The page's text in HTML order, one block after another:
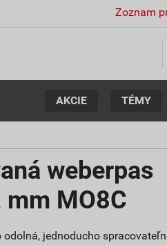
Zoznam
AKCIE TÉMY
weberpas
MO8C
jednoducho